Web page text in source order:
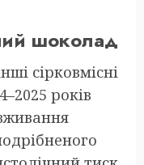
шоколад
сірковмісні
років